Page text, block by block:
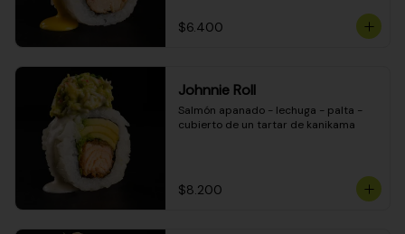
$6.400
Johnnie Roll
Salmón apanado - lechuga - palta -
cubierto de un tartar de kanikama
$8.200